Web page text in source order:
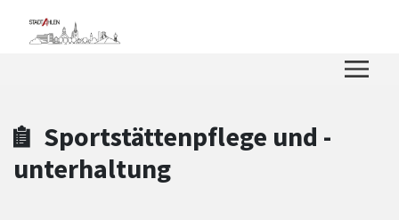
Zum Header
Zum Hauptinhalt
Zum Footer
Zum Hauptinhalt springen
Sportstättenpflege und -
unterhaltung